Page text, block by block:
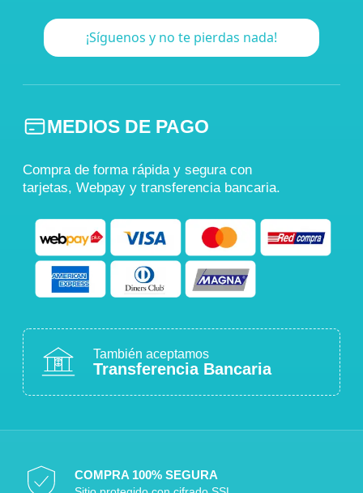
¡Síguenos y no te pierdas nada!
MEDIOS DE PAGO
Compra de forma rápida y segura con
tarjetas, Webpay y transferencia bancaria.
También aceptamos
Transferencia Bancaria
COMPRA 100% SEGURA